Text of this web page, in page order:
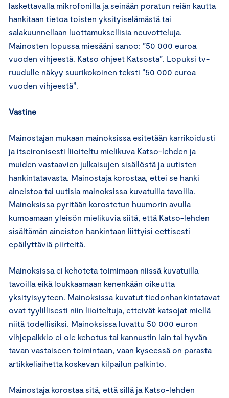
laskettavalla mikrofonilla ja seinään poratun reiän kautta
hankitaan tietoa toisten yksityiselämästä tai
salakuunnellaan luottamuksellisia neuvotteluja.
Mainosten lopussa miesääni sanoo: ”50 000 euroa
vuoden vihjeestä. Katso ohjeet Katsosta”. Lopuksi tv-
ruudulle näkyy suurikokoinen teksti ”50 000 euroa
vuoden vihjeestä”.
Vastine
Mainostajan mukaan mainoksissa esitetään karrikoidusti
ja itseironisesti liioiteltu mielikuva Katso-lehden ja
muiden vastaavien julkaisujen sisällöstä ja uutisten
hankintatavasta. Mainostaja korostaa, ettei se hanki
aineistoa tai uutisia mainoksissa kuvatuilla tavoilla.
Mainoksissa pyritään korostetun huumorin avulla
kumoamaan yleisön mielikuvia siitä, että Katso-lehden
sisältämän aineiston hankintaan liittyisi eettisesti
epäilyttäviä piirteitä.
Mainoksissa ei kehoteta toimimaan niissä kuvatuilla
tavoilla eikä loukkaamaan kenenkään oikeutta
yksityisyyteen. Mainoksissa kuvatut tiedonhankintatavat
ovat tyylillisesti niin liioiteltuja, etteivät katsojat miellä
niitä todellisiksi. Mainoksissa luvattu 50 000 euron
vihjepalkkio ei ole kehotus tai kannustin lain tai hyvän
tavan vastaiseen toimintaan, vaan kyseessä on parasta
artikkeliaihetta koskevan kilpailun palkinto.
Mainostaja korostaa sitä, että sillä ja Katso-lehden